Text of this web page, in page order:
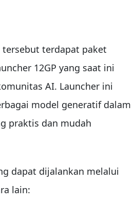
terdapat paket
12GP yang saat ini
AI. Launcher ini
model generatif dalam
praktis dan mudah
dapat dijalankan melalui
lain: